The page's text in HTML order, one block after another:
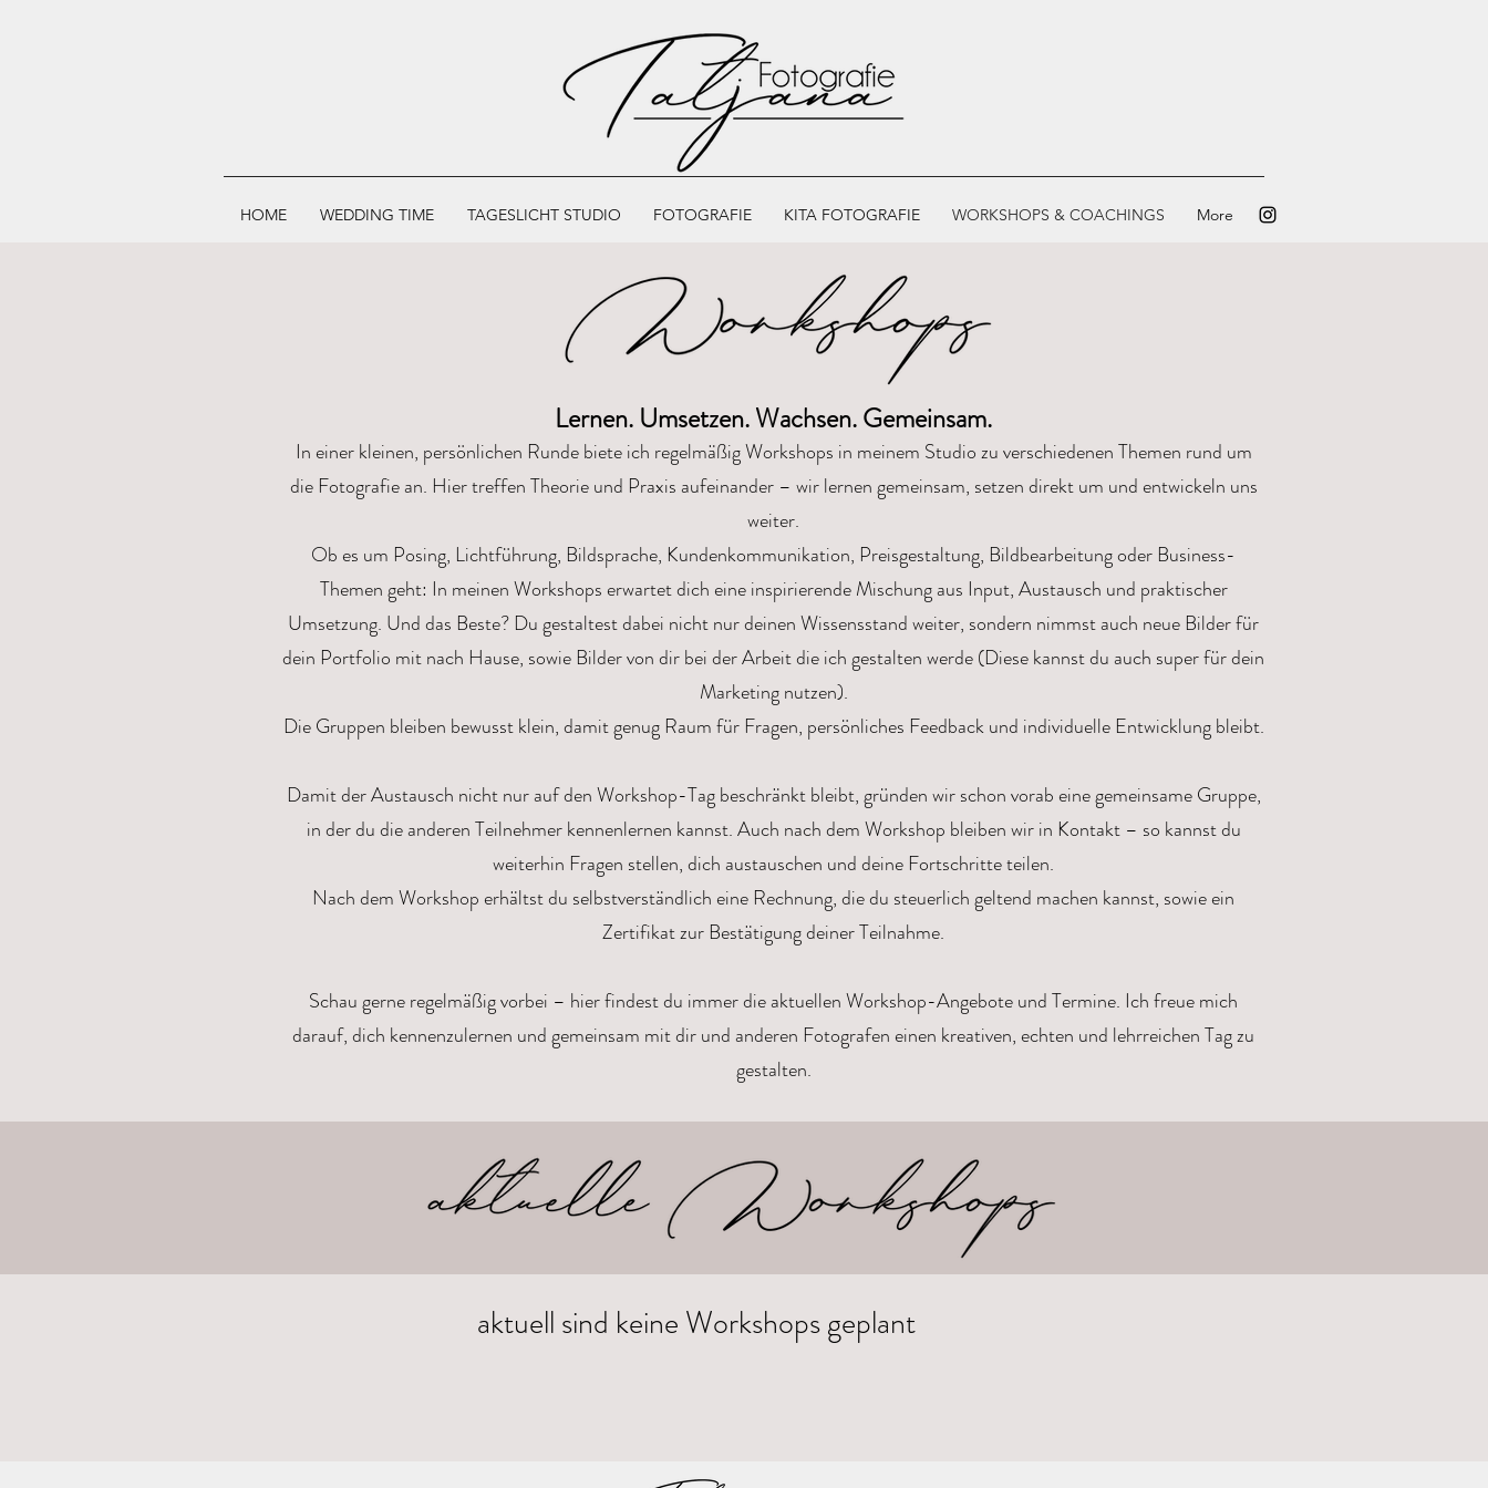
HOME WEDDING TIME TAGESLICHT STUDIO FOTOGRAFIE KITA FOTOGRAFIE WORKSHOPS & COACHINGS More
Lernen. Umsetzen. Wachsen. Gemeinsam.
In einer kleinen, persönlichen Runde biete ich regelmäßig Workshops in meinem Studio zu verschiedenen Themen rund um
die Fotografie an. Hier treffen Theorie und Praxis aufeinander – wir lernen gemeinsam, setzen direkt um und entwickeln uns
weiter.
Ob es um Posing, Lichtführung, Bildsprache, Kundenkommunikation, Preisgestaltung, Bildbearbeitung oder Business-
Themen geht: In meinen Workshops erwartet dich eine inspirierende Mischung aus Input, Austausch und praktischer
Umsetzung. Und das Beste? Du gestaltest dabei nicht nur deinen Wissensstand weiter, sondern nimmst auch neue Bilder für
dein Portfolio mit nach Hause, sowie Bilder von dir bei der Arbeit die ich gestalten werde (Diese kannst du auch super für dein
Marketing nutzen).
Die Gruppen bleiben bewusst klein, damit genug Raum für Fragen, persönliches Feedback und individuelle Entwicklung bleibt.
Damit der Austausch nicht nur auf den Workshop-Tag beschränkt bleibt, gründen wir schon vorab eine gemeinsame Gruppe,
in der du die anderen Teilnehmer kennenlernen kannst. Auch nach dem Workshop bleiben wir in Kontakt – so kannst du
weiterhin Fragen stellen, dich austauschen und deine Fortschritte teilen.
Nach dem Workshop erhältst du selbstverständlich eine Rechnung, die du steuerlich geltend machen kannst, sowie ein
Zertifikat zur Bestätigung deiner Teilnahme.
Schau gerne regelmäßig vorbei – hier findest du immer die aktuellen Workshop-Angebote und Termine. Ich freue mich
darauf, dich kennenzulernen und gemeinsam mit dir und anderen Fotografen einen kreativen, echten und lehrreichen Tag zu
gestalten.
aktuell sind keine Workshops geplant